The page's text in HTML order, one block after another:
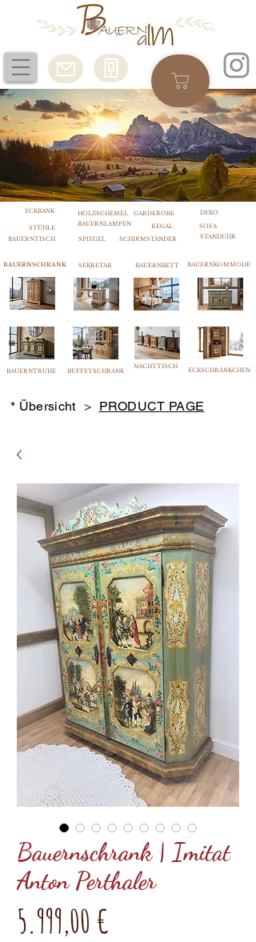
BAUERNTISCH SPIEGEL SCHIRMSTÄNDER
BAUERNSCHRANK SEKRETÄR
BAUERNTRUHE BUFFETSCHRANK
BAUERNBETT
NACHTTISCH
STANDUHR
BAUERNKOMMODE
ECKSCHRÄNKCHEN
* Übersicht > PRODUCT PAGE
BAUERNLAMPEN REGAL SOFA
ECKBANK
STÜHLE
HOLZSCHEMEL GARDEROBE DEKO
Bauernschrank | Imitat
Anton Perthaler
5.999,00 €